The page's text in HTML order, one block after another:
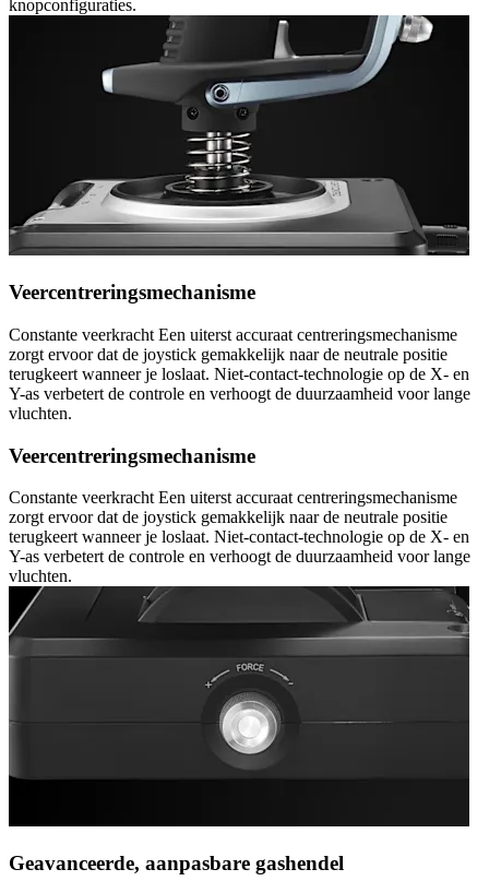
knopconfiguraties.
Veercentreringsmechanisme
Constante veerkracht Een uiterst accuraat centreringsmechanisme
zorgt ervoor dat de joystick gemakkelijk naar de neutrale positie
terugkeert wanneer je loslaat. Niet-contact-technologie op de X- en
Y-as verbetert de controle en verhoogt de duurzaamheid voor lange
vluchten.
Veercentreringsmechanisme
Constante veerkracht Een uiterst accuraat centreringsmechanisme
zorgt ervoor dat de joystick gemakkelijk naar de neutrale positie
terugkeert wanneer je loslaat. Niet-contact-technologie op de X- en
Y-as verbetert de controle en verhoogt de duurzaamheid voor lange
vluchten.
Geavanceerde, aanpasbare gashendel